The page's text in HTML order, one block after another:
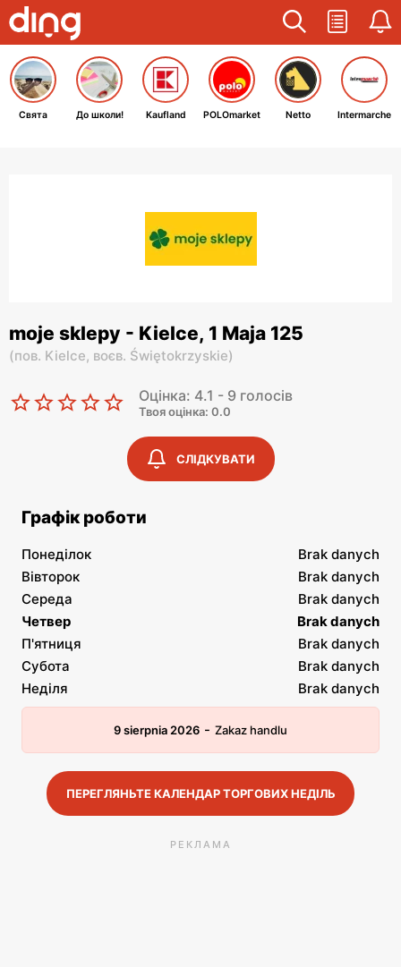
Свята До школи! Kaufland POLOmarket Netto Intermarche
moje sklepy - Kielce, 1 Maja 125
(пов. Kielce, воєв. Świętokrzyskie)
Оцінка: 4.1 - 9 голосів
Твоя оцінка: 0.0
СЛІДКУВАТИ
Графік роботи
Понеділок
Brak danych
Вівторок
Brak danych
Середа
Brak danych
Четвер
Brak danych
П'ятниця
Brak danych
Субота
Brak danych
Неділя
Brak danych
9 sierpnia 2026 - Zakaz handlu
ПЕРЕГЛЯНЬТЕ КАЛЕНДАР ТОРГОВИХ НЕДІЛЬ
РЕКЛАМА